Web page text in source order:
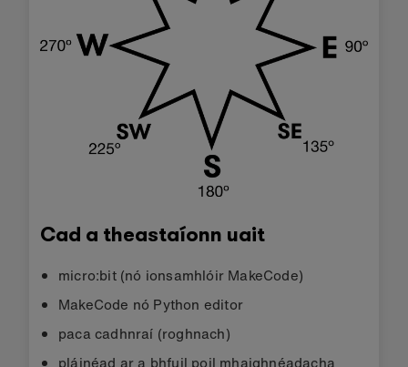
Cad a theastaíonn uait
micro:bit (nó ionsamhlóir MakeCode)
MakeCode nó Python editor
paca cadhnraí (roghnach)
pláinéad ar a bhfuil poil mhaighnéadacha